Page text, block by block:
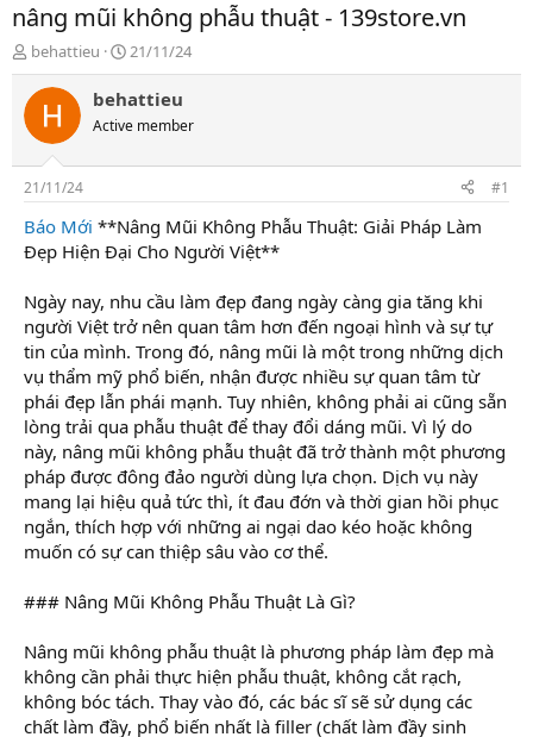
nâng mũi không phẫu thuật - 139store.vn
T
h
r
a
s
t
a
r
t
r
behattieu
N
g
à
g
21/11/24
behattieu
Active member
21/11/24 #1
Báo Mới **Nâng Mũi Không Phẫu Thuật: Giải Pháp Làm
Đẹp Hiện Đại Cho Người Việt**
Ngày nay, nhu cầu làm đẹp đang ngày càng gia tăng khi
người Việt trở nên quan tâm hơn đến ngoại hình và sự tự
tin của mình. Trong đó, nâng mũi là một trong những dịch
vụ thẩm mỹ phổ biến, nhận được nhiều sự quan tâm từ
phái đẹp lẫn phái mạnh. Tuy nhiên, không phải ai cũng sẵn
lòng trải qua phẫu thuật để thay đổi dáng mũi. Vì lý do
này, nâng mũi không phẫu thuật đã trở thành một phương
pháp được đông đảo người dùng lựa chọn. Dịch vụ này
mang lại hiệu quả tức thì, ít đau đớn và thời gian hồi phục
ngắn, thích hợp với những ai ngại dao kéo hoặc không
muốn có sự can thiệp sâu vào cơ thể.
### Nâng Mũi Không Phẫu Thuật Là Gì?
Nâng mũi không phẫu thuật là phương pháp làm đẹp mà
không cần phải thực hiện phẫu thuật, không cắt rạch,
không bóc tách. Thay vào đó, các bác sĩ sẽ sử dụng các
chất làm đầy, phổ biến nhất là filler (chất làm đầy sinh